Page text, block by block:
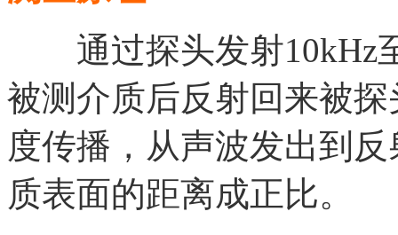
通过探头发射10kHz
被测介质后反射回来被
度传播，从声波发出到
质表面的距离成正比。